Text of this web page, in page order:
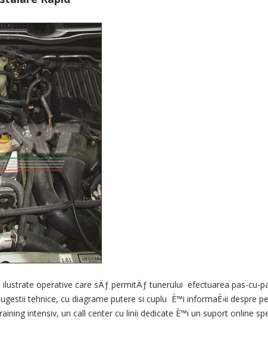
ilustrate operative care sÄƒ permitÄƒ tunerului efectuarea pas-cu-
tehnice, cu diagrame putere si cuplu È™i informaÈ›ii despre
intensiv, un call center cu linii dedicate È™i un suport online